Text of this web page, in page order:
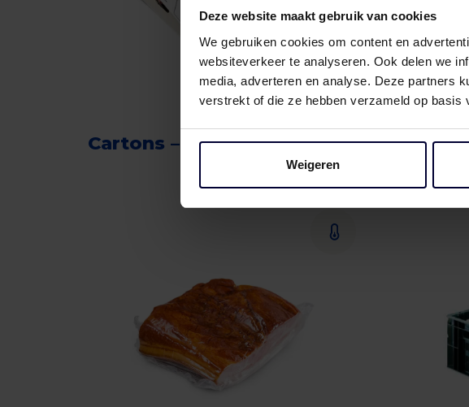
Deze website maakt gebruik van cookies
We gebruiken cookies om content en
websiteverkeer te analyseren. Ook delen we
media, adverteren en analyse. Deze partners
verstrekt of die ze hebben verzameld op basis
Weigeren
Cartons – Beef E2